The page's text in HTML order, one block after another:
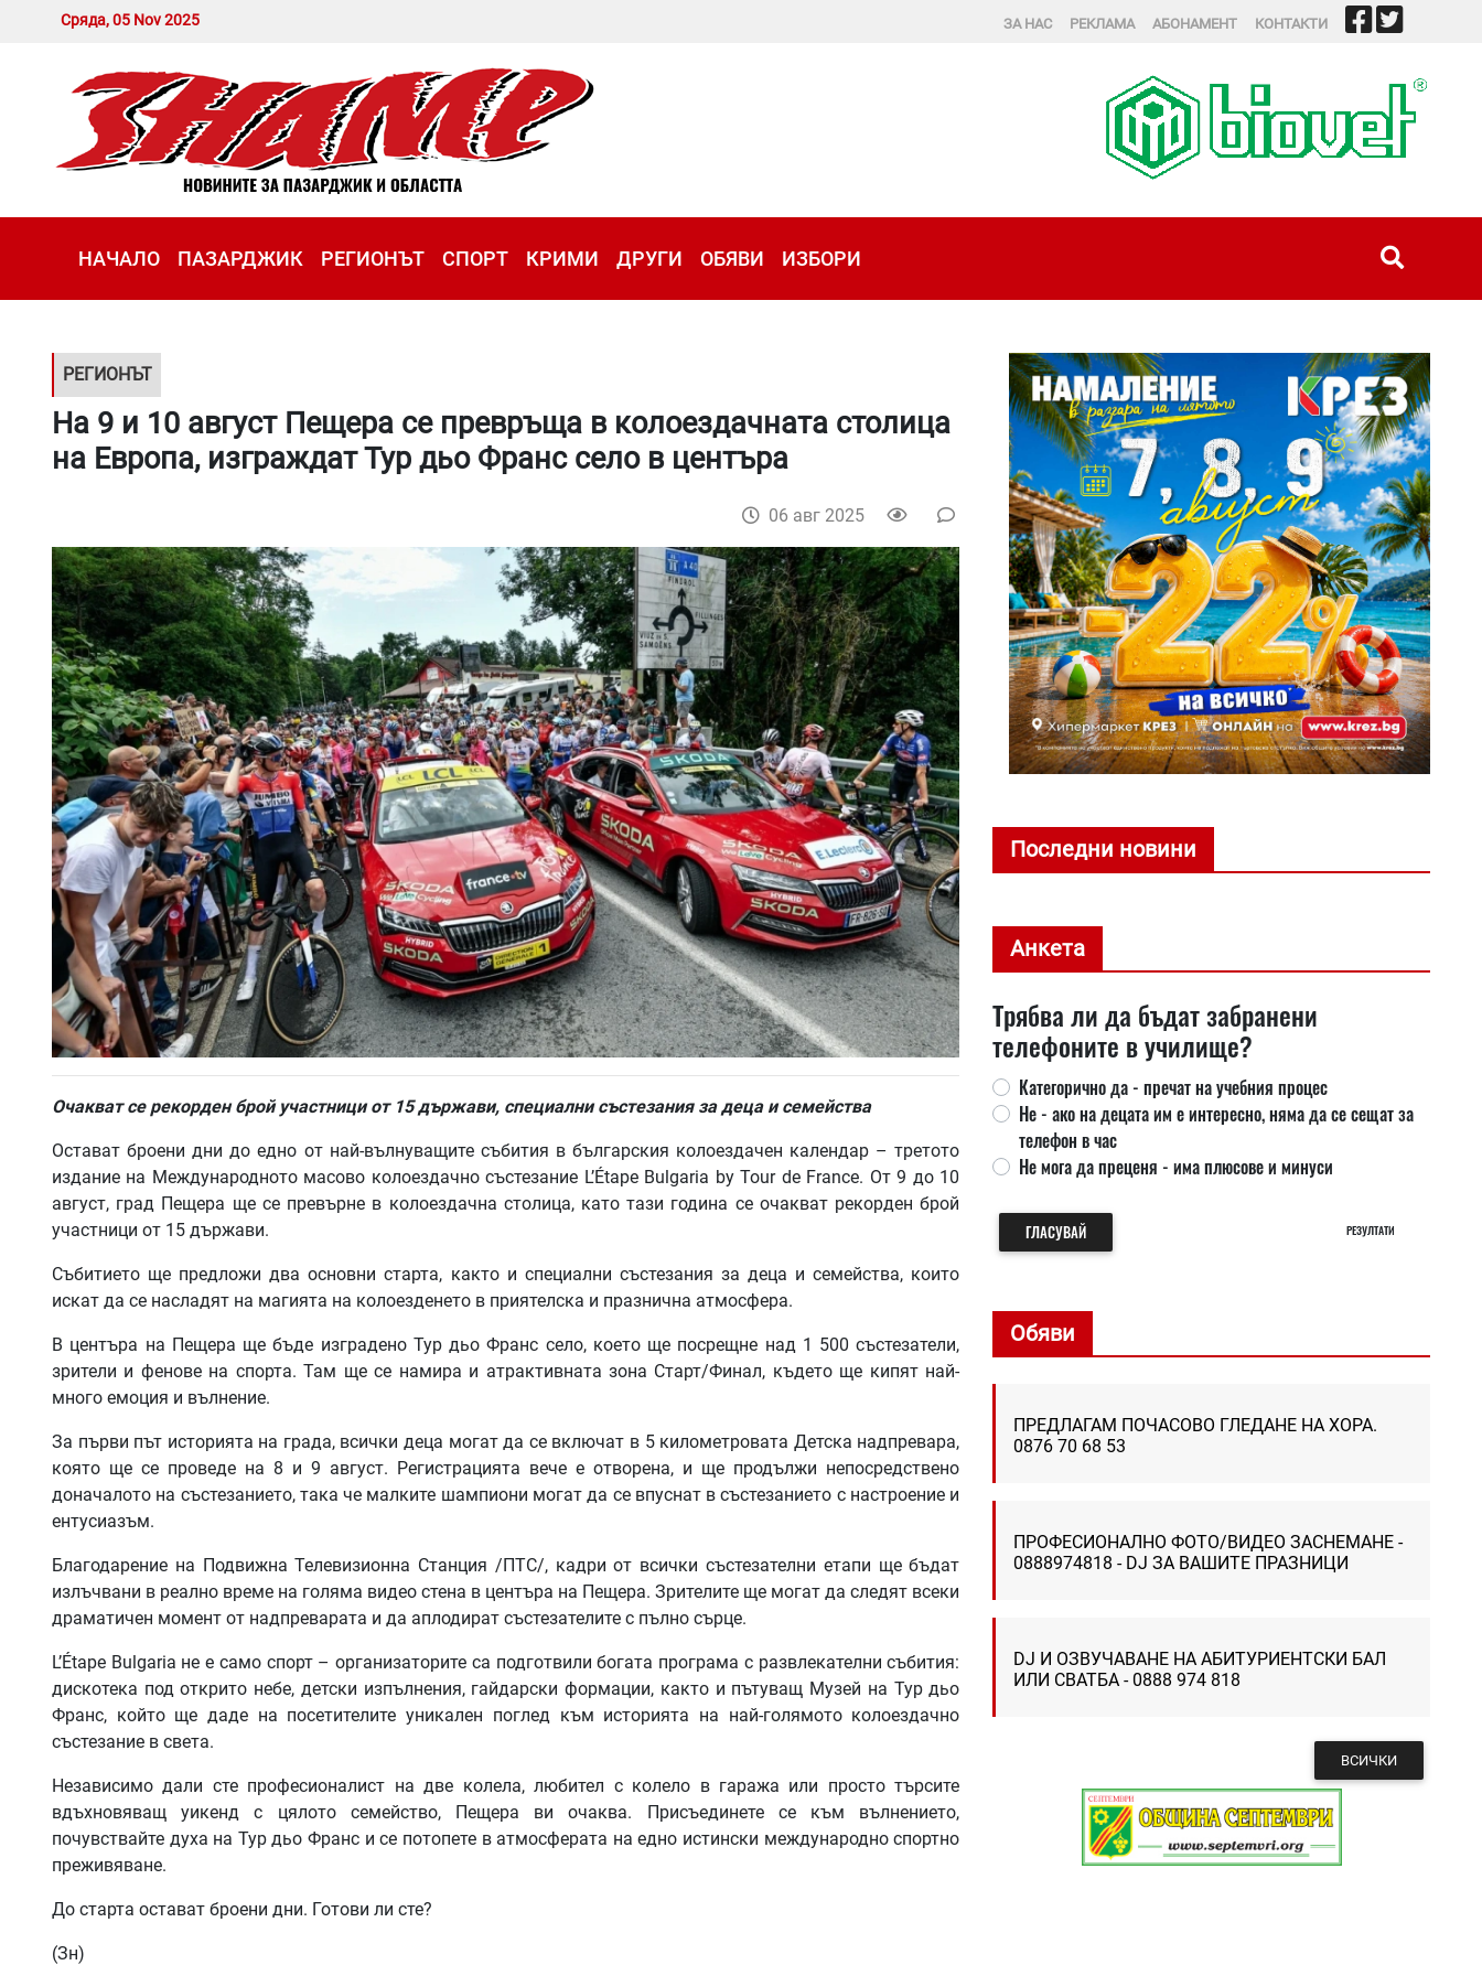
Сряда, 05 Nov 2025 ЗА НАС РЕКЛАМА АБОНАМЕНТ КОНТАКТИ
НАЧАЛО ПАЗАРДЖИК РЕГИОНЪТ СПОРТ КРИМИ ДРУГИ ОБЯВИ ИЗБОРИ
РЕГИОНЪТ
На 9 и 10 август Пещера се превръща в колоездачната столица
на Европа, изграждат Тур дьо Франс село в центъра
06 авг 2025
Очакват се рекорден брой участници от 15 държави, специални състезания за деца и семейства
Остават броени дни до едно от най-вълнуващите събития в българския колоездачен календар – третото
издание на Международното масово колоездачно състезание L’Étape Bulgaria by Tour de France. От 9 до 10
август, град Пещера ще се превърне в колоездачна столица, като тази година се очакват рекорден брой
участници от 15 държави.
Събитието ще предложи два основни старта, както и специални състезания за деца и семейства, които
искат да се насладят на магията на колоезденето в приятелска и празнична атмосфера.
В центъра на Пещера ще бъде изградено Тур дьо Франс село, което ще посрещне над 1 500 състезатели,
зрители и фенове на спорта. Там ще се намира и атрактивната зона Старт/Финал, където ще кипят най-
много емоция и вълнение.
За първи път историята на града, всички деца могат да се включат в 5 километровата Детска надпревара,
която ще се проведе на 8 и 9 август. Регистрацията вече е отворена, и ще продължи непосредствено
доначалото на състезанието, така че малките шампиони могат да се впуснат в състезанието с настроение и
ентусиазъм.
Благодарение на Подвижна Телевизионна Станция /ПТС/, кадри от всички състезателни етапи ще бъдат
излъчвани в реално време на голяма видео стена в центъра на Пещера. Зрителите ще могат да следят всеки
драматичен момент от надпреварата и да аплодират състезателите с пълно сърце.
L’Étape Bulgaria не е само спорт – организаторите са подготвили богата програма с развлекателни събития:
дискотека под открито небе, детски изпълнения, гайдарски формации, както и пътуващ Музей на Тур дьо
Франс, който ще даде на посетителите уникален поглед към историята на най-голямото колоездачно
състезание в света.
Независимо дали сте професионалист на две колела, любител с колело в гаража или просто търсите
вдъхновяващ уикенд с цялото семейство, Пещера ви очаква. Присъединете се към вълнението,
почувствайте духа на Тур дьо Франс и се потопете в атмосферата на едно истински международно спортно
преживяване.
До старта остават броени дни. Готови ли сте?
(Зн)
Последни новини
Анкета
Трябва ли да бъдат забранени
телефоните в училище?
Категорично да - пречат на учебния процес
Не - ако на децата им е интересно, няма да се сещат за
телефон в час
Не мога да преценя - има плюсове и минуси
ГЛАСУВАЙ РЕЗУЛТАТИ
Обяви
ПРЕДЛАГАМ ПОЧАСОВО ГЛЕДАНЕ НА ХОРА.
0876 70 68 53
ПРОФЕСИОНАЛНО ФОТО/ВИДЕО ЗАСНЕМАНЕ -
0888974818 - DJ ЗА ВАШИТЕ ПРАЗНИЦИ
DJ И ОЗВУЧАВАНЕ НА АБИТУРИЕНТСКИ БАЛ
ИЛИ СВАТБА - 0888 974 818
ВСИЧКИ